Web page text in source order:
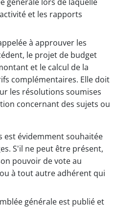
et les rapports
à approuver les
le projet de budget
et le calcul de la
complémentaires. Elle doit
les résolutions soumises
concernant des sujets ou
est évidemment souhaitée
S'il ne peut être présent,
pouvoir de vote au
à tout autre adhérent qui
générale est publié et